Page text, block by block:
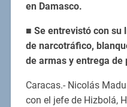
en Damasco.
■ Se entrevistó con su
de narcotráfico,
de armas y entrega de
Caracas.- Nicolás
con el jefe de Hizbolá,